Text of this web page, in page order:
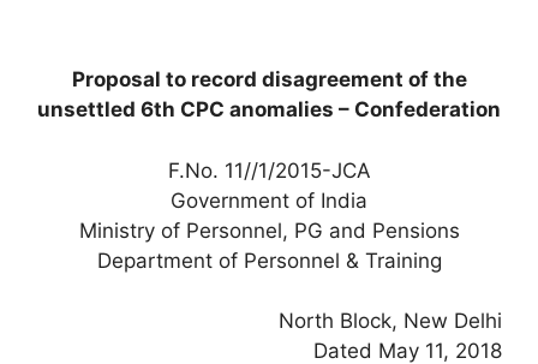
Proposal to record disagreement of the
unsettled 6th CPC anomalies – Confederation
F.No. 11//1/2015-JCA
Government of India
Ministry of Personnel, PG and Pensions
Department of Personnel & Training
North Block, New Delhi
Dated May 11, 2018